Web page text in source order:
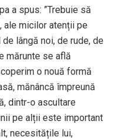
a spus: ”Trebuie să
ale micilor atenții pe
lângă noi, de rude, de
mărunte se află
o nouă formă
mănâncă împreună
dintr-o ascultare
pe alții este important
necesitățile lui,